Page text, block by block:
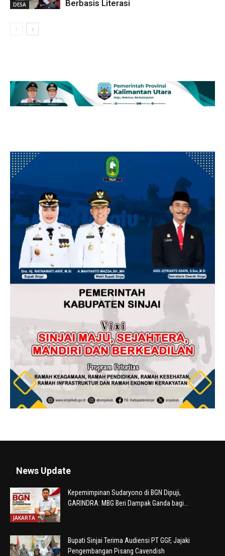
DESA
Berbasis Literasi
News Update
JAKARTA
Kepemimpinan Sudaryono di BGN Dipuji,
GARINDRA: MBG Beri Dampak Ganda bagi...
Bupati Sinjai Terima Audiensi PT GGF, Jajaki
Pengembangan Pisang Cavendish